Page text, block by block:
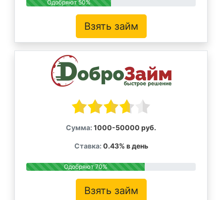
Одобряют 50%
Взять займ
Сумма: 1000-50000 руб.
Ставка: 0.43% в день
Одобряют 70%
Взять займ